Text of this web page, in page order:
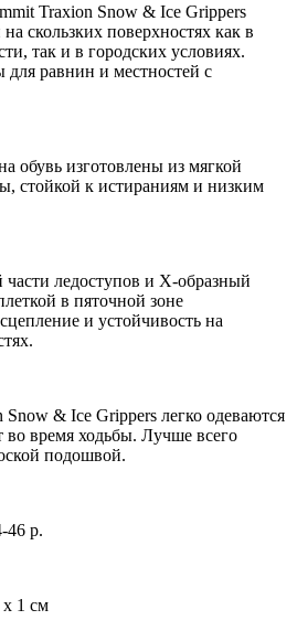
Traxion Snow & Ice Grippers
скользких поверхностях как в
так и в городских условиях.
равнин и местностей с
обувь изготовлены из мягкой
стойкой к истираниям и низким
ледоступов и Х-образный
в пяточной зоне
и устойчивость на
& Ice Grippers легко одеваются
время ходьбы. Лучше всего
подошвой.
46 р.
х 1 см